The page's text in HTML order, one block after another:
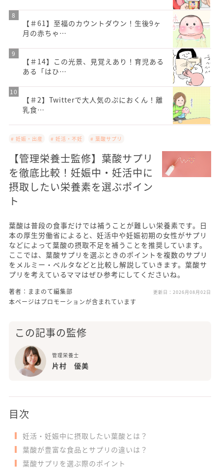
【＃61】至福のカウントダウン！生後9ヶ
月の赤ちゃ…
【＃14】この光景、見覚えあり！育児ある
ある「はひ…
【＃2】Twitterで大人気のぷにおくん！離
乳食…
# 妊娠・出産 # 妊活・不妊 # 葉酸サプリ
【管理栄養士監修】葉酸サプリ
を徹底比較！妊娠中・妊活中に
摂取したい栄養素を選ぶポイン
ト
葉酸は普段の食事だけでは補うことが難しい栄養素です。日
本の厚生労働省によると、妊活中や妊娠初期の女性がサプリ
などによって葉酸の摂取不足を補うことを推奨しています。
ここでは、葉酸サプリを選ぶときのポイントを複数のサプリ
をメルミー・ベルタなどと比較し解説していきます。葉酸サ
プリを考えているママはぜひ参考にしてくださいね。
著者：ままのて編集部 更新日： 2026月08月02日
本ページはプロモーションが含まれています
この記事の監修
管理栄養士
片村 優美
目次
妊活・妊娠中に摂取したい葉酸とは？
葉酸が豊富な食品とサプリの違いは？
葉酸サプリを選ぶ際のポイント